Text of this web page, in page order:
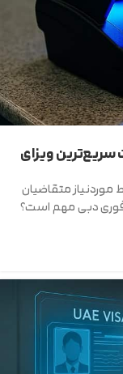
سریع‌ترین ویزای
موردنیاز متقاضیان
فوری دبی مهم است؟